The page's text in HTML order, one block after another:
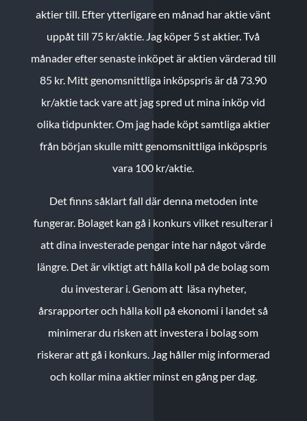
aktier till. Efter ytterligare en månad har aktie vänt
uppåt till 75 kr/aktie. Jag köper 5 st aktier.Två
månader efter senaste inköpet är aktien värderad till
85 kr. Mitt genomsnittliga inköpspris är då 73.90
kr/aktie tack vare att jag spred ut mina inköp vid
olika tidpunkter. Om jag hade köpt samtliga aktier
från början skulle mitt genomsnittliga inköpspris
vara 100 kr/aktie.
Det finns såklart fall där denna metoden inte
fungerar. Bolaget kan gå i konkurs vilket resulterar i
att dina investerade pengar inte har något värde
längre. Det är viktigt att hålla koll på de bolag som
du investerar i. Genom att läsa nyheter,
årsrapporter och hålla koll på ekonomi i landet så
minimerar du risken att investera i bolag som
riskerar att gå i konkurs. Jag håller mig informerad
och kollar mina aktier minst en gång per dag.